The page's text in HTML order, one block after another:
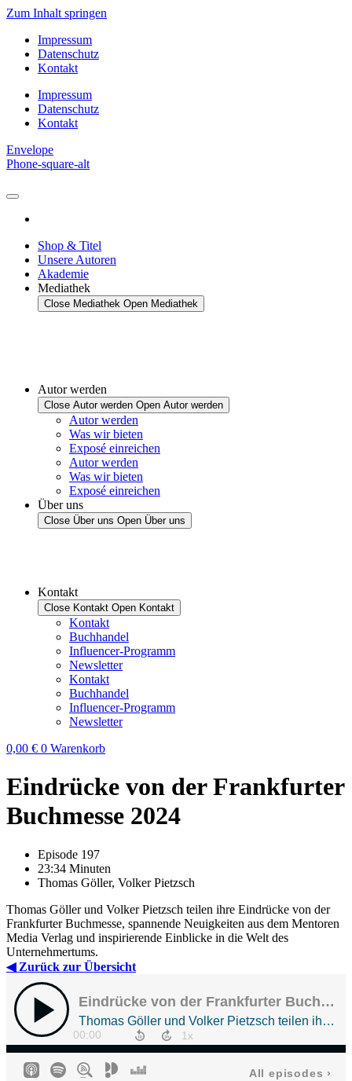
Zum Inhalt springen
Impressum
Datenschutz
Kontakt
Impressum
Datenschutz
Kontakt
Envelope
Phone-square-alt
Shop & Titel
Unsere Autoren
Akademie
Mediathek
Close Mediathek Open Mediathek
Autor werden
Close Autor werden Open Autor werden
Autor werden
Was wir bieten
Exposé einreichen
Autor werden
Was wir bieten
Exposé einreichen
Über uns
Close Über uns Open Über uns
Kontakt
Close Kontakt Open Kontakt
Kontakt
Buchhandel
Influencer-Programm
Newsletter
Kontakt
Buchhandel
Influencer-Programm
Newsletter
0,00 € 0 Warenkorb
Eindrücke von der Frankfurter
Buchmesse 2024
Episode 197
23:34 Minuten
Thomas Göller, Volker Pietzsch
Thomas Göller und Volker Pietzsch teilen ihre Eindrücke von der
Frankfurter Buchmesse, spannende Neuigkeiten aus dem Mentoren
Media Verlag und inspirierende Einblicke in die Welt des
Unternehmertums.
◀ Zurück zur Übersicht